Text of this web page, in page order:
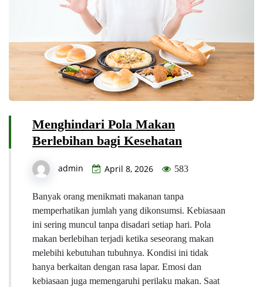
Menghindari Pola Makan
Berlebihan bagi Kesehatan
admin April 8, 2026 583
Banyak orang menikmati makanan tanpa
memperhatikan jumlah yang dikonsumsi. Kebiasaan
ini sering muncul tanpa disadari setiap hari. Pola
makan berlebihan terjadi ketika seseorang makan
melebihi kebutuhan tubuhnya. Kondisi ini tidak
hanya berkaitan dengan rasa lapar. Emosi dan
kebiasaan juga memengaruhi perilaku makan. Saat